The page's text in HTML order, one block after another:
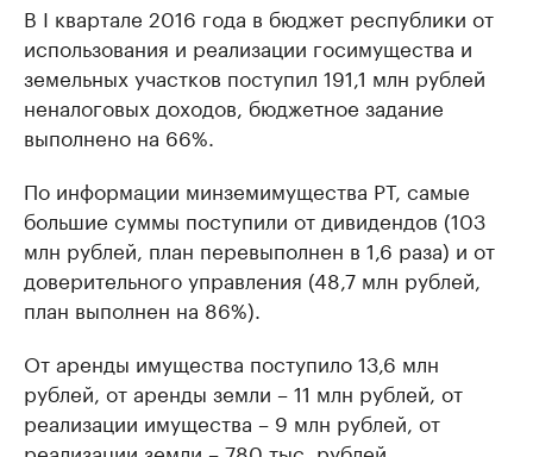
В I квартале 2016 года в бюджет республики от
использования и реализации госимущества и
земельных участков поступил 191,1 млн рублей
неналоговых доходов, бюджетное задание
выполнено на 66%.
По информации минземимущества РТ, самые
большие суммы поступили от дивидендов (103
млн рублей, план перевыполнен в 1,6 раза) и от
доверительного управления (48,7 млн рублей,
план выполнен на 86%).
От аренды имущества поступило 13,6 млн
рублей, от аренды земли – 11 млн рублей, от
реализации имущества – 9 млн рублей, от